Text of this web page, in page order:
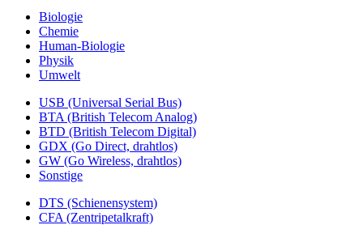
Biologie
Chemie
Human-Biologie
Physik
Umwelt
USB (Universal Serial Bus)
BTA (British Telecom Analog)
BTD (British Telecom Digital)
GDX (Go Direct, drahtlos)
GW (Go Wireless, drahtlos)
Sonstige
DTS (Schienensystem)
CFA (Zentripetalkraft)